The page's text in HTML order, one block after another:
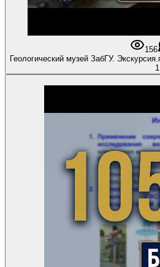
156
Геологический музей ЗабГУ.